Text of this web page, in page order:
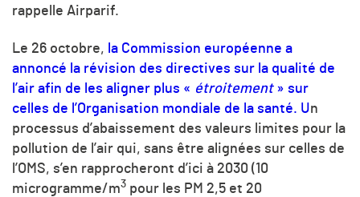
rappelle Airparif.
Le 26 octobre, la Commission européenne a
annoncé la révision des directives sur la qualité de
l’air afin de les aligner plus « étroitement» sur
celles de l’Organisation mondiale de la santé. Un
processus d’abaissement des valeurs limites pour la
pollution de l’air qui, sans être alignées sur celles de
l’OMS, s’en rapprocheront d’ici à 2030 (10
microgramme/m3 pour les PM 2,5 et 20